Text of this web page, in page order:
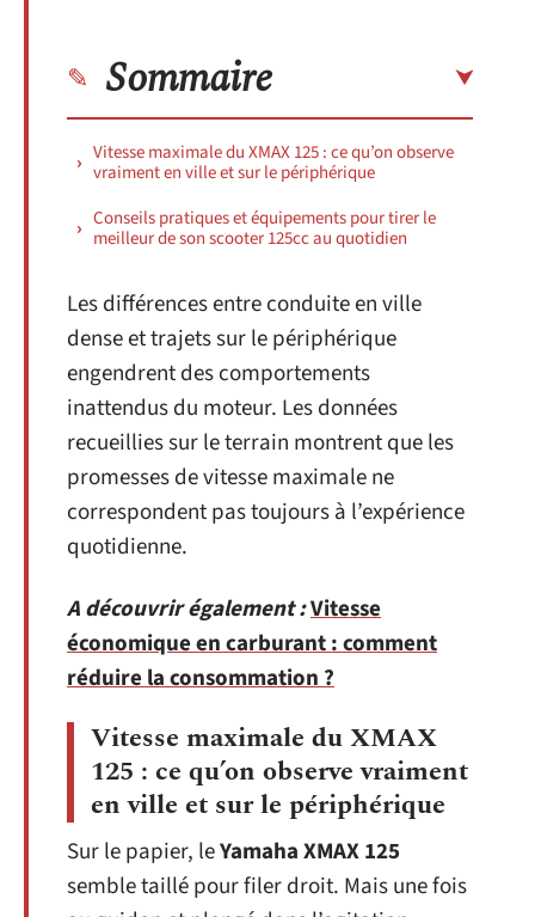
Sommaire
Vitesse maximale du XMAX 125 : ce qu’on observe
vraiment en ville et sur le périphérique
Conseils pratiques et équipements pour tirer le
meilleur de son scooter 125cc au quotidien
Les différences entre conduite en ville
dense et trajets sur le périphérique
engendrent des comportements
inattendus du moteur. Les données
recueillies sur le terrain montrent que les
promesses de vitesse maximale ne
correspondent pas toujours à l’expérience
quotidienne.
A découvrir également :Vitesse
économique en carburant : comment
réduire la consommation ?
Vitesse maximale du XMAX
125 : ce qu’on observe vraiment
en ville et sur le périphérique
Sur le papier, leYamaha XMAX 125
semble taillé pour filer droit. Mais une fois